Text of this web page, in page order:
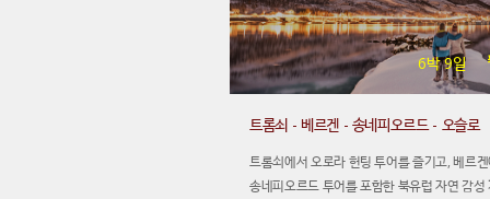
6박 9일
트롬쇠 - 베르겐 - 송네피오르드 - 오슬로
트롬쇠에서 오로라 헌팅 투어를 즐기고, 베르
송네피오르드 투어를 포함한 북유럽 자연 감